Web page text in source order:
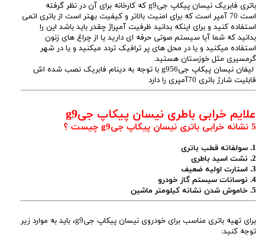
باتری فابریک نیسان پیکاپ جیg9 که کارخانه برای آن در نظر گرفته
است 70 آمپر است که برای امنیت بالاتر و کیفیت بهتر است از باتری اتمی
استفاده کنید و برای اینکه بدانید ظرفیت آمپراژ چقدر باید باشد این را
بدانید که شما آیا سیستم صوتی حرفه ای دارید یا از چراغ های زنون
استفاده میکنید و یا در محل های پر ترافیک تردد میکنید و یا در شهر
گرمسیری مثل خوزستان هستید.
لیفان نیسان پیکاپ جیg956 با توجه به دینام فابریک نصب شده اش
قابلیت شارژ باتری 70آمپری را دارد
علایم خرابی باطری نیسان پیکاپ جیg9
5 نشانه خرابی باتری نیسان پیکاپ جیg9 چیست ؟
1. سولفاته قطب باتری
2. نشت اسید باطری
3. استارت اولیه ضعیف
4. نوسانات سیستم گاز خودرو
5. خاموش شدن نشانه کیلومتر ماشین
برای تهیه باتری مناسب برای خودروی نیسان پیکاپ جیg9، باید به موارد زیر
توجه کنید: